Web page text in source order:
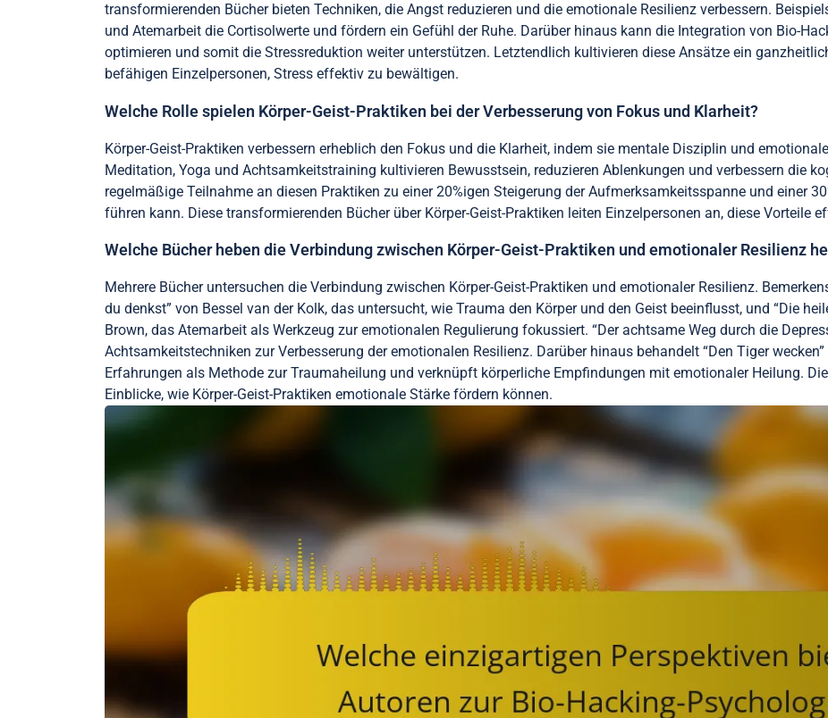
transformierenden Bücher bieten Techniken, die Angst reduzieren und die emotionale Resilienz verbessern.
und Atemarbeit die Cortisolwerte und fördern ein Gefühl der Ruhe. Darüber hinaus kann die Integration von Bio-
optimieren und somit die Stressreduktion weiter unterstützen. Letztendlich kultivieren diese Ansätze ein
befähigen Einzelpersonen, Stress effektiv zu bewältigen.
Welche Rolle spielen Körper-Geist-Praktiken bei der Verbesserung von Fokus und Klarheit?
Körper-Geist-Praktiken verbessern erheblich den Fokus und die Klarheit, indem sie mentale Disziplin und
Meditation, Yoga und Achtsamkeitstraining kultivieren Bewusstsein, reduzieren Ablenkungen und verbessern die
regelmäßige Teilnahme an diesen Praktiken zu einer 20%igen Steigerung der Aufmerksamkeitsspanne und einer
führen kann. Diese transformierenden Bücher über Körper-Geist-Praktiken leiten Einzelpersonen an, diese Vorteile
Welche Bücher heben die Verbindung zwischen Körper-Geist-Praktiken und emotionaler Resilienz
Mehrere Bücher untersuchen die Verbindung zwischen Körper-Geist-Praktiken und emotionaler Resilienz.
du denkst” von Bessel van der Kolk, das untersucht, wie Trauma den Körper und den Geist beeinflusst, und “Die
Brown, das Atemarbeit als Werkzeug zur emotionalen Regulierung fokussiert. “Der achtsame Weg durch die
Achtsamkeitstechniken zur Verbesserung der emotionalen Resilienz. Darüber hinaus behandelt “Den Tiger
Erfahrungen als Methode zur Traumaheilung und verknüpft körperliche Empfindungen mit emotionaler Heilung.
Einblicke, wie Körper-Geist-Praktiken emotionale Stärke fördern können.